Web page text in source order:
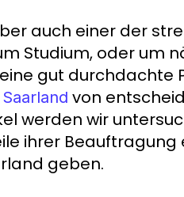
auch einer der
Studium, oder um
gut durchdachte
von
werden wir
ihrer Beauftragung
geben.